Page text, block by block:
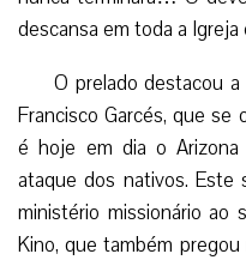
descansa em toda a Igreja
O prelado destacou
Francisco Garcés, que se
é hoje em dia o
ataque dos nativos. Este
ministério missionário ao
Kino, que também